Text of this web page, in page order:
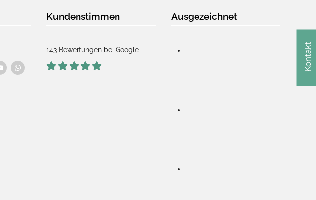
Kontakt
Kundenstimmen
143 Bewertungen bei Google
Ausgezeichnet